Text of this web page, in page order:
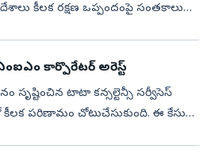
కీలక రక్షణ ఒప్పందంపై సంతకాలు
కార్పొరేటర్‌ అరెస్ట్‌
సృష్టించిన టాటా కన్సల్టెన్సీ సర్వీసెస్
పరిణామం చోటుచేసుకుంది. ఈ కేసులో